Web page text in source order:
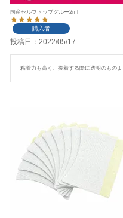
国産セルフトップグルー2ml
購入者
投稿日 2022/05/17
粘着力も高く、接着する際に透明のものよ